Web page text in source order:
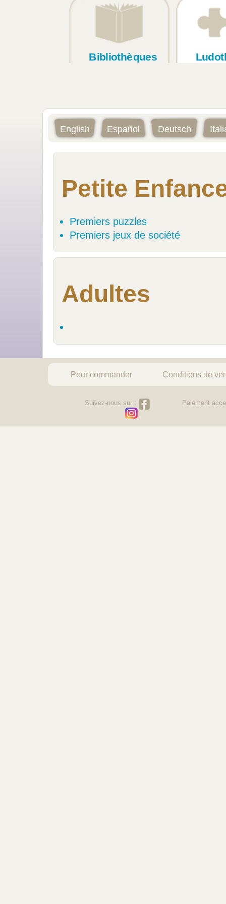
Bibliothèques
English Español Deutsch
Petite
Premiers puzzles
Premiers jeux de société
Adultes
Pour commander Conditions de
Suivez-nous sur : Paiement